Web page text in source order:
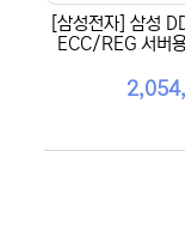
[삼성전자] 삼성
ECC/REG 서버